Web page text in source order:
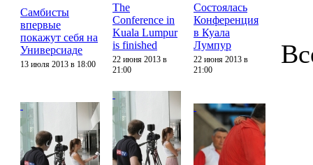
Самбисты
впервые
покажут себя на
Универсиаде
13 июля 2013 в 18:00
The
Conference in
Kuala Lumpur
is finished
22 июня 2013 в
21:00
Состоялась
Конференция
в Куала
Лумпур
22 июня 2013 в
21:00